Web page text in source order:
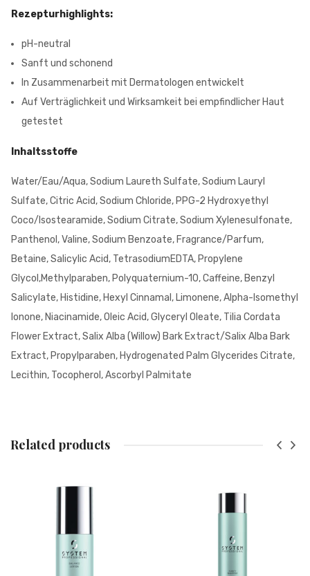
Rezepturhighlights:
pH-neutral
Sanft und schonend
In Zusammenarbeit mit Dermatologen entwickelt
Auf Verträglichkeit und Wirksamkeit bei empfindlicher Haut
getestet
Inhaltsstoffe
Water/Eau/Aqua, Sodium Laureth Sulfate, Sodium Lauryl
Sulfate, Citric Acid, Sodium Chloride, PPG-2 Hydroxyethyl
Coco/Isostearamide, Sodium Citrate, Sodium Xylenesulfonate,
Panthenol, Valine, Sodium Benzoate, Fragrance/Parfum,
Betaine, Salicylic Acid, TetrasodiumEDTA, Propylene
Glycol,Methylparaben, Polyquaternium-10, Caffeine, Benzyl
Salicylate, Histidine, Hexyl Cinnamal, Limonene, Alpha-Isomethyl
Ionone, Niacinamide, Oleic Acid, Glyceryl Oleate, Tilia Cordata
Flower Extract, Salix Alba (Willow) Bark Extract/Salix Alba Bark
Extract, Propylparaben, Hydrogenated Palm Glycerides Citrate,
Lecithin, Tocopherol, Ascorbyl Palmitate
Related products